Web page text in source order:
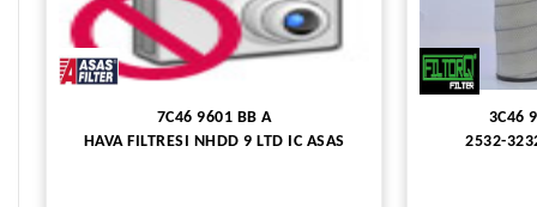
7C46 9601 BB A
HAVA FILTRESI NHDD 9 LTD IC ASAS
3C46
2532-